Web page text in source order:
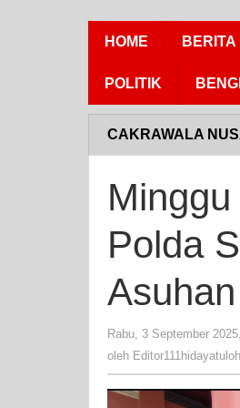
HOME
POLITIK
CAKRAWALA
Polda
Asuhan
Rabu, 3 September
oleh Editor111hidayatuloh